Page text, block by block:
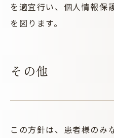
を適宜行い、個人情報保
を図ります。
その他
この方針は、患者様のみ